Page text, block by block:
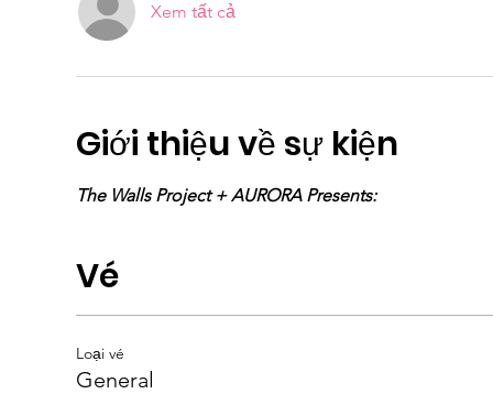
Xem tất cả
Giới thiệu về sự kiện
The Walls Project + AURORA Presents:
Vé
Loại vé
General